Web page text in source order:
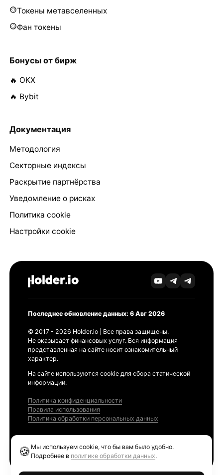
Токены метавселенных
Фан токены
Бонусы от бирж
🔥 OKX
🔥 Bybit
Документация
Методология
Секторные индексы
Раскрытие партнёрства
Уведомление о рисках
Политика cookie
Настройки cookie
Последнее обновление данных: 6 Авг 2026
© 2017 - 2026 Holder.io | Все права защищены.
Не оказывает финансовых услуг. Вся информация
представленная на сайте носит ознакомительный
характер.
На сайте используются cookie для сбора статической
информации.
Политика конфиденциальности
Правила использования
Политика обработки персональных данных
🍪 Мы используем cookie, что бы вам было удобно.
Подробнее в политике обработки данных.
Ethereum GAS Tracker